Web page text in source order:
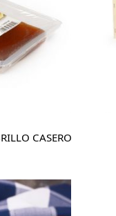
CASERO